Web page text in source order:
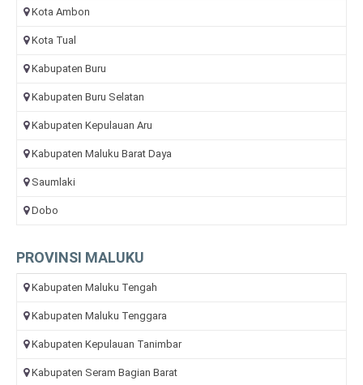
Kota Ambon
Kota Tual
Kabupaten Buru
Kabupaten Buru Selatan
Kabupaten Kepulauan Aru
Kabupaten Maluku Barat Daya
Saumlaki
Dobo
PROVINSI MALUKU
Kabupaten Maluku Tengah
Kabupaten Maluku Tenggara
Kabupaten Kepulauan Tanimbar
Kabupaten Seram Bagian Barat